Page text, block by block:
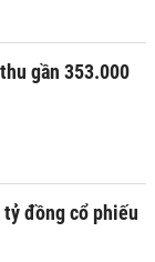
gần 353.000
tỷ đồng cổ phiếu